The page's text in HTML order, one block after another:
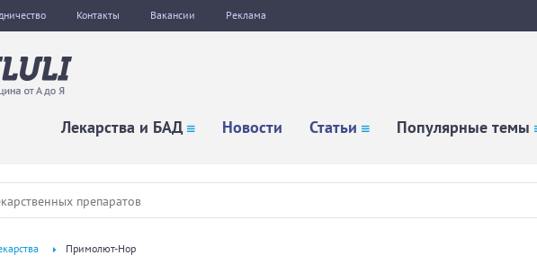
Контакты Вакансии Реклама
Лекарства и БАД Новости Статьи Популярные темы
Примолют-Нор